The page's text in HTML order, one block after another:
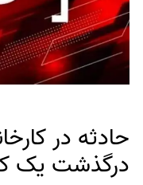
حادثه در
درگذشت یک